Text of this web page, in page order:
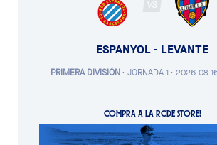
VS
ESPANYOL - LEVANTE
PRIMERA DIVISIÓN· JORNADA 1 · 2026-08-
COMPRA A LA RCDE STORE!